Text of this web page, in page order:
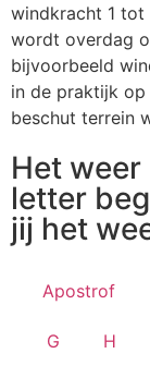
windkracht 1 tot
wordt overdag
bijvoorbeeld
in de praktijk
beschut terrein
Het
letter
jij het
Apostrof
G H